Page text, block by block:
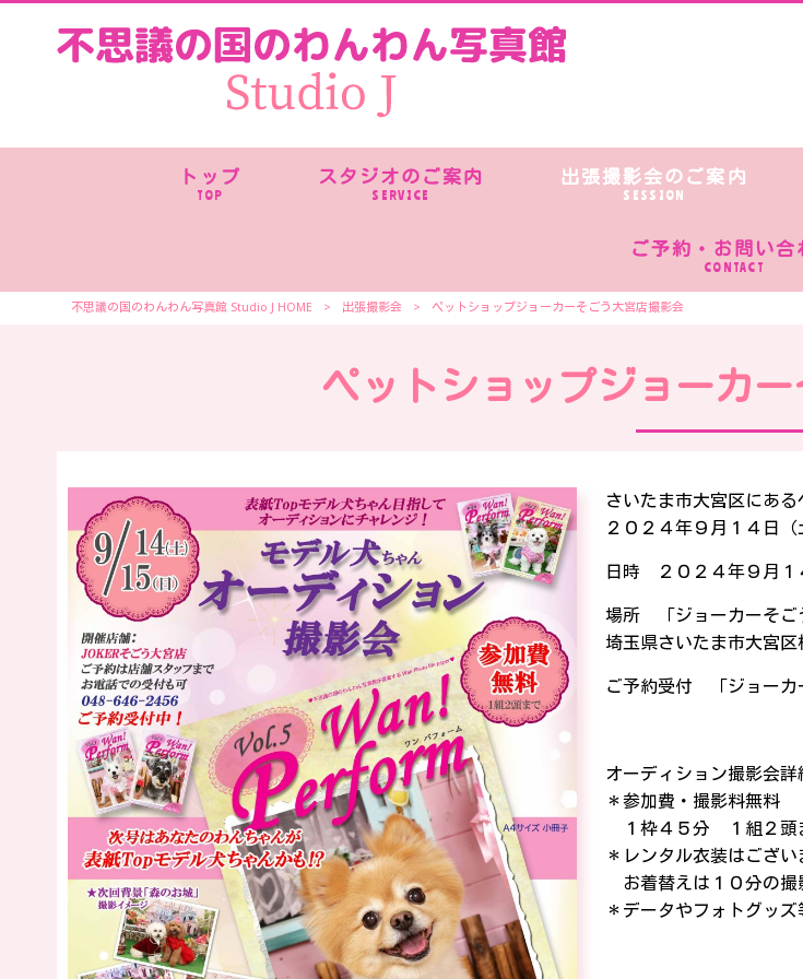
トップ
TOP
スタジオのご案内
SERVICE
出張撮影会のご案内
SESSION
ご予約・お問い合
CONTACT
不思議の国のわんわん写真館 Studio J HOME > 出張撮影会 > ペットショップジョーカーそごう大宮店撮影会
ペットショップジョーカ
さいたま市大宮区にあ
２０２４年９月１４日
日時 ２０２４年９月１
場所 「ジョーカーそご
埼玉県さいたま市大宮
ご予約受付 「ジョーカ
オーディション撮影会詳
＊参加費・撮影料無料
１枠４５分 １組２頭
＊レンタル衣装はござ
お着替えは１０分の撮
＊データやフォトグッズ